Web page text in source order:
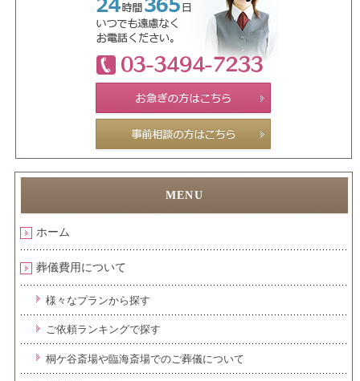
ホーム
葬儀費用について
様々なプランから探す
ご依頼ランキングで探す
桐ケ谷斎場や臨海斎場でのご葬儀について